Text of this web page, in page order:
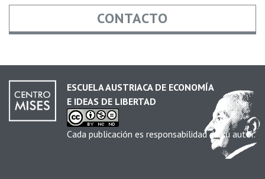
CONTACTO
Email *
ESCUELA AUSTRIACA DE ECONOMÍA
E IDEAS DE LIBERTAD
Cada publicación es responsabilidad de su autor.